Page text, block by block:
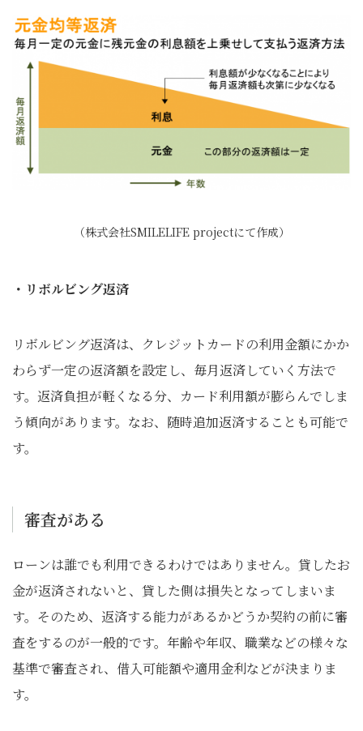
（株式会社SMILELIFE projectにて作成）
・リボルビング返済
リボルビング返済は、クレジットカードの利用金額にかか
わらず一定の返済額を設定し、毎月返済していく方法で
す。返済負担が軽くなる分、カード利用額が膨らんでしま
う傾向があります。なお、随時追加返済することも可能で
す。
審査がある
ローンは誰でも利用できるわけではありません。貸したお
金が返済されないと、貸した側は損失となってしまいま
す。そのため、返済する能力があるかどうか契約の前に審
査をするのが一般的です。年齢や年収、職業などの様々な
基準で審査され、借入可能額や適用金利などが決まりま
す。